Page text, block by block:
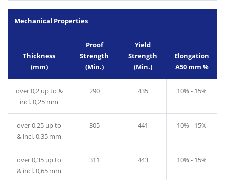
Mechanical Properties
Thickness
(mm)
Proof
Strength
(Min.)
Yield
Strength
(Min.)
Elongation
A50 mm %
over 0,2 up to &
incl. 0,25 mm
290 435 10% - 15%
over 0,25 up to
& incl. 0,35 mm
305 441 10% - 15%
over 0,35 up to
& incl. 0,65 mm
311 443 10% - 15%